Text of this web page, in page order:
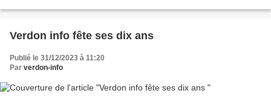
Verdon info fête ses dix ans
Publié le 31/12/2023 à 11:20
Par verdon-info